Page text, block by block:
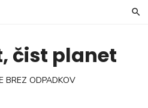
BREZ ODPADKOV